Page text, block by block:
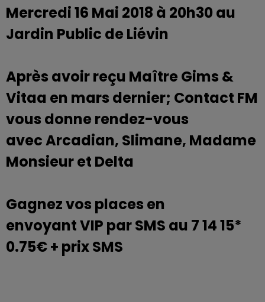
Mercredi 16 Mai 2018 à 20h30 au
Jardin Public de Liévin
Après avoir reçu Maître Gims &
Vitaa en mars dernier; Contact FM
vous donne rendez-vous
avec Arcadian, Slimane, Madame
Monsieur et Delta
Gagnez vos places en
envoyant VIP par SMS au 7 14 15*
0.75€ + prix SMS